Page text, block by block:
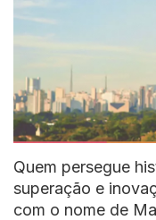
Quem persegue
superação e
com o nome de